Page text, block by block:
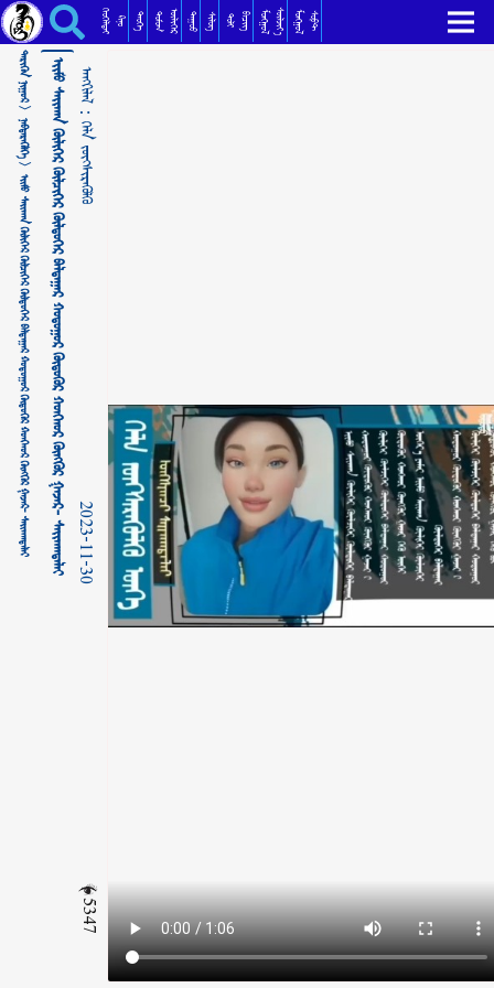
ᠡᠢᠮᠦ ᠰᠠᠢᠬᠠᠨ ᠭᠥᠯᠢᠭᠡᠷ ᠭᠥᠯᠴᠢᠭᠡᠷ ᠭᠥᠯᠲᠥᠭᠡᠷ ᠪᠠᠯᠲᠠᠭᠠᠷ ᠬᠣᠲᠣᠭᠣᠷ ᠭᠦᠳᠦᠭᠦᠷ ᠬᠣᠩᠬᠣᠷ ᠬᠥᠩᠬᠥᠷ ᠭᠠᠵᠠᠷ- ᠰᠠᠢᠬᠠᠨᠲᠠᠯᠠᠢ ᠬᠡᠯᠡ ᠵᠦᠭᠰᠢᠷᠡᠭᠦᠯᠬᠦ ᠬᠡᠦᠬᠡᠯᠳᠡᠢ ᠺᠢᠨᠣ᠋ ᠲᠡᠦᠬᠡ ᠳᠣᠮᠣᠭ ᠥᠯᠢᠭᠡᠷ ᠳᠠᠭᠤᠤ ᠰᠢᠯᠦᠭ ᠲᠣᠯᠢ ᠪᠢᠴᠢᠭ ᠮᠣᠩᠭᠣᠯᠰᠦᠯᠵᠢᠶ᠎ᠡ ᠮᠣᠩᠭᠣᠯᠰᠣᠹᠲ
ᠲᠡᠷᠢᠭᠦᠨ ᠨᠢᠭᠤᠷ >
ᠨᠡᠪᠲᠡᠷᠡᠭᠦᠯᠭᠡ >
ᠡᠢᠮᠦ ᠰᠠᠢᠬᠠᠨ ᠭᠥᠯᠢᠭᠡᠷ ᠭᠥᠯᠴᠢᠭᠡᠷ ᠭᠥᠯᠲᠥᠭᠡᠷ ᠪᠠᠯᠲᠠᠭᠠᠷ ᠬᠣᠲᠣᠭᠣᠷ ᠭᠦᠳᠦᠭᠦᠷ ᠬᠣᠩᠬᠣᠷ ᠬᠥᠩᠬᠥᠷ ᠭᠠᠵᠠᠷ- ᠰᠠᠢᠬᠠᠨᠲᠠᠯᠠᠢᠡᠢᠮᠦ ᠰᠠᠢᠬᠠᠨ ᠭᠥᠯᠢᠭᠡᠷ ᠭᠥᠯᠴᠢᠭᠡᠷ ᠭᠥᠯᠲᠥᠭᠡᠷ ᠪᠠᠯᠲᠠᠭᠠᠷ ᠬᠣᠲᠣᠭᠣᠷ ᠭᠦᠳᠦᠭᠦᠷ ᠬᠣᠩᠬᠣᠷ ᠬᠥᠩᠬᠥᠷ ᠭᠠᠵᠠᠷ- ᠰᠠᠢᠬᠠᠨᠲᠠᠯᠠᠢ ᠠᠩᠭᠢᠯᠠᠯ：
ᠬᠡᠯᠡ ᠵᠦᠭᠰᠢᠷᠡᠭᠦᠯᠬᠦ
2023-11-30
5347